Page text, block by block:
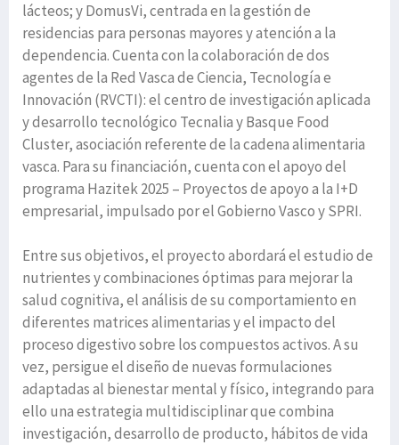
lácteos; y DomusVi, centrada en la gestión de
residencias para personas mayores y atención a la
dependencia. Cuenta con la colaboración de dos
agentes de la Red Vasca de Ciencia, Tecnología e
Innovación (RVCTI): el centro de investigación aplicada
y desarrollo tecnológico Tecnalia y Basque Food
Cluster, asociación referente de la cadena alimentaria
vasca. Para su financiación, cuenta con el apoyo del
programa Hazitek 2025 – Proyectos de apoyo a la I+D
empresarial, impulsado por el Gobierno Vasco y SPRI.
Entre sus objetivos, el proyecto abordará el estudio de
nutrientes y combinaciones óptimas para mejorar la
salud cognitiva, el análisis de su comportamiento en
diferentes matrices alimentarias y el impacto del
proceso digestivo sobre los compuestos activos. A su
vez, persigue el diseño de nuevas formulaciones
adaptadas al bienestar mental y físico, integrando para
ello una estrategia multidisciplinar que combina
investigación, desarrollo de producto, hábitos de vida